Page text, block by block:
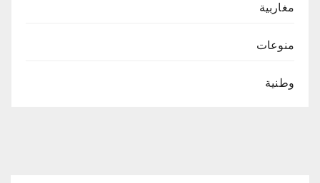
مغاربية
منوعات
وطنية